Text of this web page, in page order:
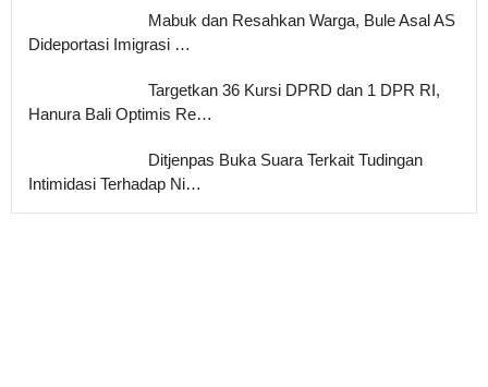
Mabuk dan Resahkan Warga, Bule Asal AS
Dideportasi Imigrasi …
Targetkan 36 Kursi DPRD dan 1 DPR RI,
Hanura Bali Optimis Re…
Ditjenpas Buka Suara Terkait Tudingan
Intimidasi Terhadap Ni…